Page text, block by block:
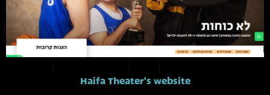
Haifa Theater's website